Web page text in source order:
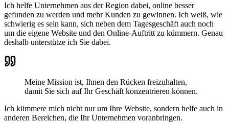
Ich helfe Unternehmen aus der Region dabei, online besser
gefunden zu werden und mehr Kunden zu gewinnen. Ich weiß, wie
schwierig es sein kann, sich neben dem Tagesgeschäft auch noch
um die eigene Website und den Online-Auftritt zu kümmern. Genau
deshalb unterstütze ich Sie dabei.
Meine Mission ist, Ihnen den Rücken freizuhalten,
damit Sie sich auf Ihr Geschäft konzentrieren können.
Ich kümmere mich nicht nur um Ihre Website, sondern helfe auch in
anderen Bereichen, die Ihr Unternehmen voranbringen.